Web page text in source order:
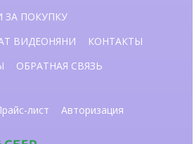
ЗА ПОКУПКУ
ВИДЕОНЯНИ
КОНТАКТЫ
ОБРАТНАЯ СВЯЗЬ
лист Авторизация